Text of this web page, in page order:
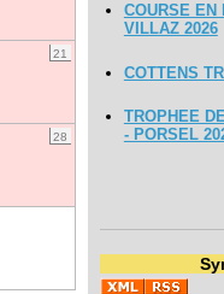
21
28
COURSE EN
VILLAZ 2026
COTTENS
TROPHEE
- PORSEL